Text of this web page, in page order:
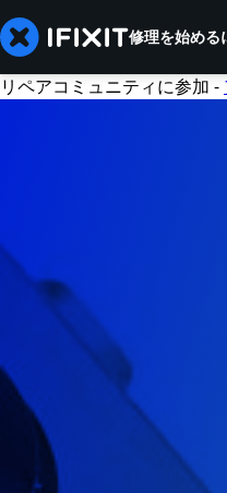
修理を始める
リペアコミュニティに参加 -